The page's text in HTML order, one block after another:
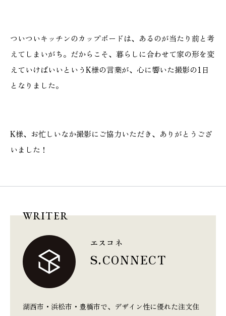
ついついキッチンのカップボードは、あるのが当たり前と考
えてしまいがち。だからこそ、暮らしに合わせて家の形を変
えていけばいいというK様の言葉が、心に響いた撮影の1日
となりました。
K様、お忙しいなか撮影にご協力いただき、ありがとうござ
いました！
WRITER
エスコネ
S.CONNECT
湖西市・浜松市・豊橋市で、デザイン性に優れた注文住